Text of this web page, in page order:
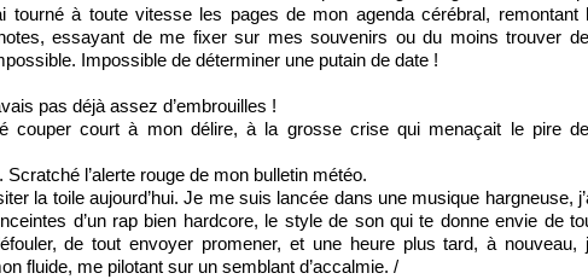
tourné à toute vitesse les pages de mon agenda cérébral, remontant
essayant de me fixer sur mes souvenirs ou du moins trouver
Impossible de déterminer une putain de date !
pas déjà assez d’embrouilles !
couper court à mon délire, à la grosse crise qui menaçait le pire
Scratché l’alerte rouge de mon bulletin météo.
la toile aujourd’hui. Je me suis lancée dans une musique hargneuse,
d’un rap bien hardcore, le style de son qui te donne envie de
de tout envoyer promener, et une heure plus tard, à nouveau,
fluide, me pilotant sur un semblant d’accalmie. /